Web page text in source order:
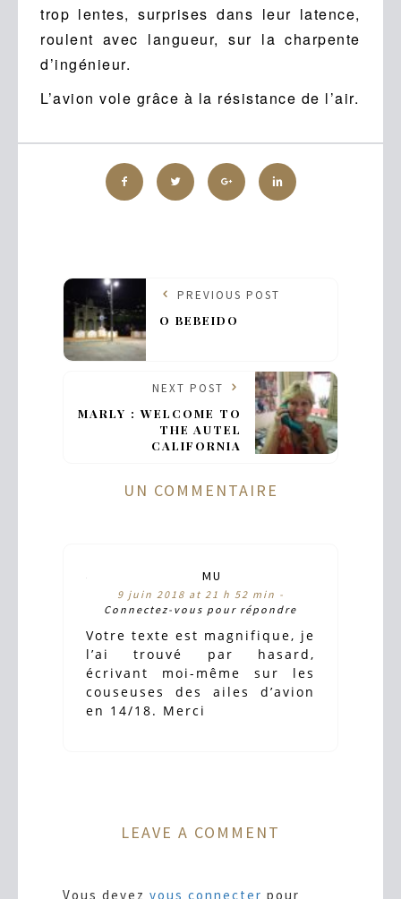
trop lentes, surprises dans leur latence,
roulent avec langueur, sur la charpente
d’ingénieur.
L’avion vole grâce à la résistance de l’air.
PREVIOUS POST
O BEBEIDO
NEXT POST
MARLY : WELCOME TO
THE AUTEL
CALIFORNIA
UN COMMENTAIRE
MU
9 juin 2018 at 21 h 52 min -
Connectez-vous pour répondre
Votre texte est magnifique, je
l’ai trouvé par hasard,
écrivant moi-même sur les
couseuses des ailes d’avion
en 14/18. Merci
LEAVE A COMMENT
Vous devez vous connecter pour